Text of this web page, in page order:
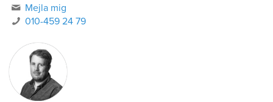
Mejla mig
010-459 24 79